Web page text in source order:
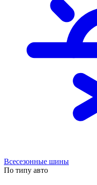
Всесезонные шины
По типу авто